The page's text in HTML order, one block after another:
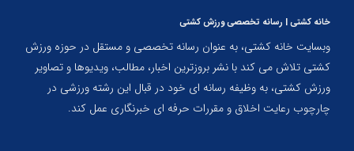
خانه کشتی | رسانه تخصصی ورزش کشتی
وبسایت خانه کشتی، به عنوان رسانه تخصصی و مستقل در حوزه ورزش
کشتی تلاش می کند با نشر بروزترین اخبار، مطالب، ویدیوها و تصاویر
ورزش کشتی، به وظیفه رسانه ای خود در قبال این رشته ورزشی در
چارچوب رعایت اخلاق و مقررات حرفه ای خبرنگاری عمل کند.